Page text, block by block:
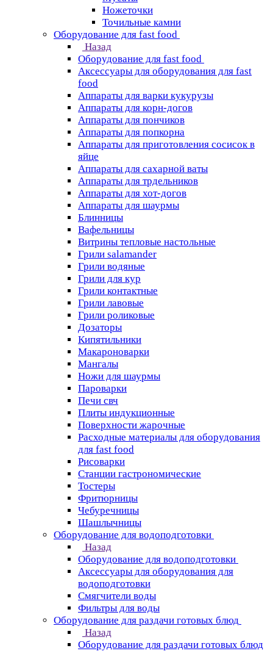
Ножеточки
Точильные камни
Оборудование для fast food
Назад
Оборудование для fast food
Аксессуары для оборудования для fast
food
Аппараты для варки кукурузы
Аппараты для корн-догов
Аппараты для пончиков
Аппараты для попкорна
Аппараты для приготовления сосисок в
яйце
Аппараты для сахарной ваты
Аппараты для трдельников
Аппараты для хот-догов
Аппараты для шаурмы
Блинницы
Вафельницы
Витрины тепловые настольные
Грили salamander
Грили водяные
Грили для кур
Грили контактные
Грили лавовые
Грили роликовые
Дозаторы
Кипятильники
Макароноварки
Мангалы
Ножи для шаурмы
Пароварки
Печи свч
Плиты индукционные
Поверхности жарочные
Расходные материалы для оборудования
для fast food
Рисоварки
Станции гастрономические
Тостеры
Фритюрницы
Чебуречницы
Шашлычницы
Оборудование для водоподготовки
Назад
Оборудование для водоподготовки
Аксессуары для оборудования для
водоподготовки
Смягчители воды
Фильтры для воды
Оборудование для раздачи готовых блюд
Назад
Оборудование для раздачи готовых блюд